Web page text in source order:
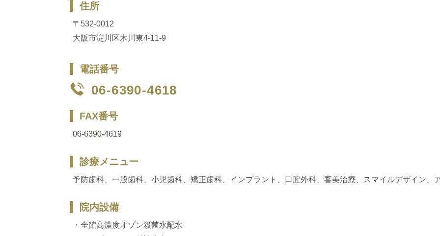
住所
〒532-0012
大阪市淀川区木川東4-11-9
電話番号
06-6390-4618
FAX番号
06-6390-4619
診療メニュー
予防歯科、 一般歯科、小児歯科、矯正歯科、 インプラント、 口腔外科、審美治療、スマイルデザイン、
院内設備
・全館高濃度オゾン殺菌水配水